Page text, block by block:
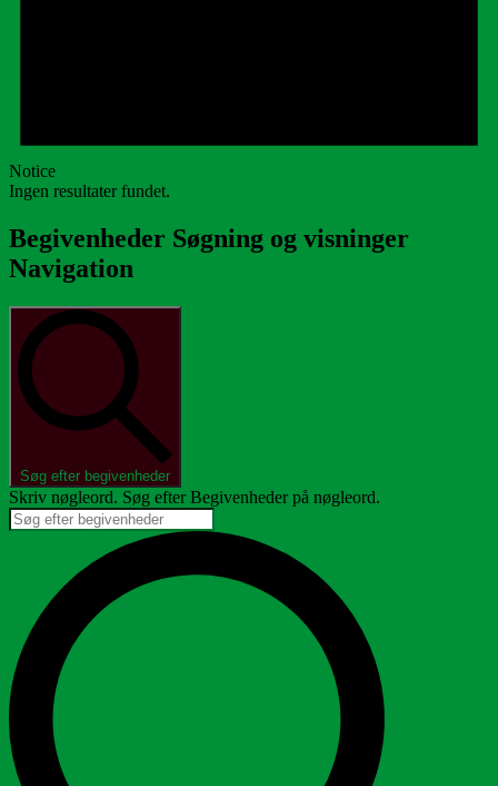
Notice
Ingen resultater fundet.
Begivenheder Søgning og visninger
Navigation
Søg efter begivenheder
Skriv nøgleord. Søg efter Begivenheder på nøgleord.